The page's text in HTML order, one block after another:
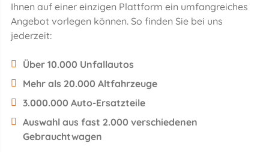
Ihnen auf einer einzigen Plattform ein umfangreiches
Angebot vorlegen können. So finden Sie bei uns
jederzeit:
Über 10.000 Unfallautos
Mehr als 20.000 Altfahrzeuge
3.000.000 Auto-Ersatzteile
Auswahl aus fast 2.000 verschiedenen
Gebrauchtwagen